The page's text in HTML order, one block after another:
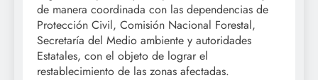
de manera coordinada con las dependencias de
Protección Civil, Comisión Nacional Forestal,
Secretaría del Medio ambiente y autoridades
Estatales, con el objeto de lograr el
restablecimiento de las zonas afectadas.